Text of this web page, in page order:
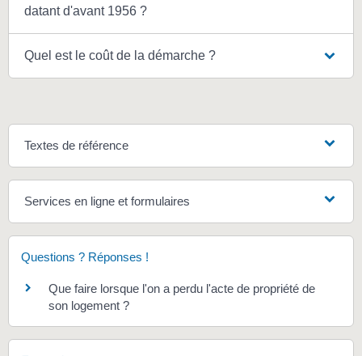
datant d'avant 1956 ?
Quel est le coût de la démarche ?
Textes de référence
Services en ligne et formulaires
Questions ? Réponses !
Que faire lorsque l'on a perdu l'acte de propriété de
son logement ?